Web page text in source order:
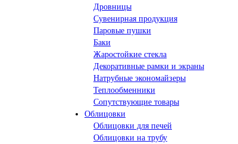
Дровницы
Сувенирная продукция
Паровые пушки
Баки
Жаростойкие стекла
Декоративные рамки и экраны
Натрубные экономайзеры
Теплообменники
Сопутствующие товары
Облицовки
Облицовки для печей
Облицовки на трубу